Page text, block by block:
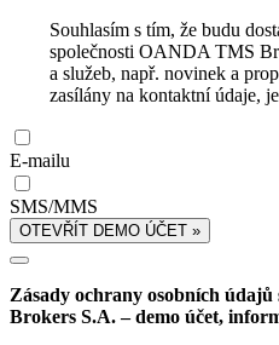
Souhlasím s tím, že budu
společnosti OANDA TMS
a služeb, např. novinek a
zasílány na kontaktní údaje,
E-mailu
SMS/MMS
OTEVŘÍT DEMO ÚČET »
Zásady ochrany osobních
Brokers S.A. – demo účet,